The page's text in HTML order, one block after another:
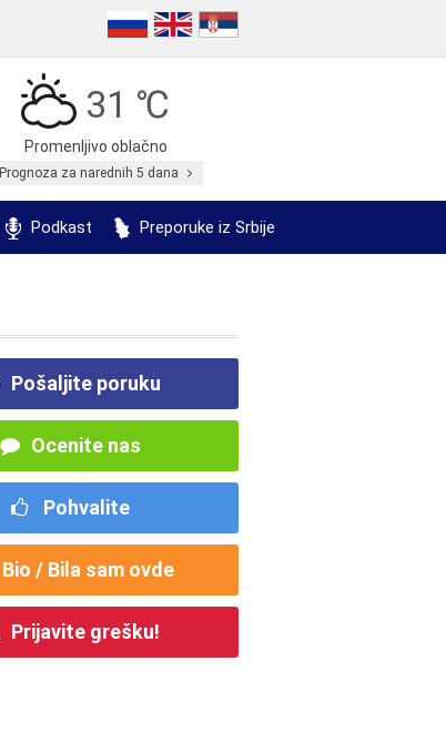
31 ℃
Promenljivo oblačno
Prognoza za narednih 5 dana
Podkast Preporuke iz Srbije
Pošaljite poruku
Ocenite nas
Pohvalite
Bio / Bila sam ovde
Prijavite grešku!